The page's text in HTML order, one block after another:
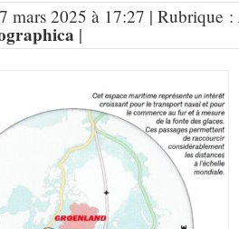
mars 2025 à 17:27 | Rubrique :
|